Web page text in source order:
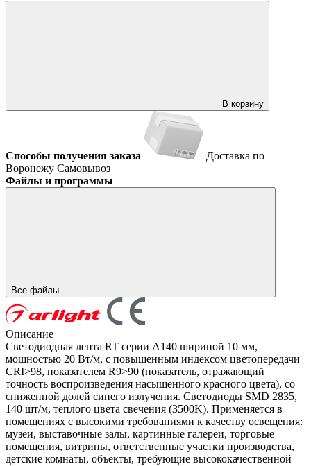
В корзину
Способы получения заказа
Доставка по
Воронежу Самовывоз
Файлы и программы
Все файлы
Описание
Светодиодная лента RT серии A140 шириной 10 мм,
мощностью 20 Вт/м, с повышенным индексом цветопередачи
CRI>98, показателем R9>90 (показатель, отражающий
точность воспроизведения насыщенного красного цвета), со
сниженной долей синего излучения. Светодиоды SMD 2835,
140 шт/м, теплого цвета свечения (3500K). Применяется в
помещениях с высокими требованиями к качеству освещения:
музеи, выставочные залы, картинные галереи, торговые
помещения, витрины, ответственные участки производства,
детские комнаты, объекты, требующие высококачественной